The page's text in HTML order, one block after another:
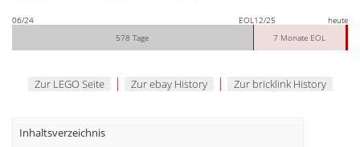
06/24 EOL12/25
heute
578 Tage
7 Monate EOL
Zur LEGO Seite | Zur ebay History | Zur bricklink History
Inhaltsverzeichnis